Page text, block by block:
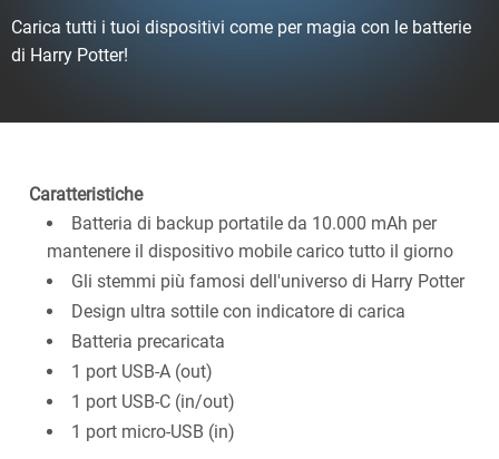
Carica tutti i tuoi dispositivi come per magia con le batterie
di Harry Potter!
Caratteristiche
Batteria di backup portatile da 10.000 mAh per
mantenere il dispositivo mobile carico tutto il giorno
Gli stemmi più famosi dell'universo di Harry Potter
Design ultra sottile con indicatore di carica
Batteria precaricata
1 port USB-A (out)
1 port USB-C (in/out)
1 port micro-USB (in)